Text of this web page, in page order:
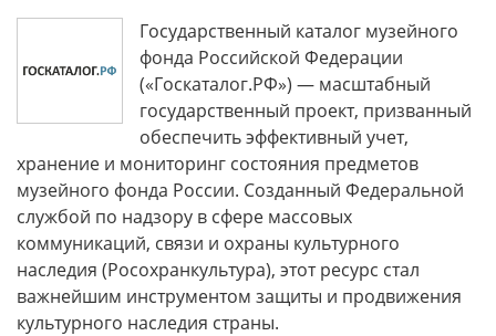
Государственный каталог музейного
фонда Российской Федерации
(«Госкаталог.РФ») — масштабный
государственный проект, призванный
обеспечить эффективный учет,
хранение и мониторинг состояния предметов
музейного фонда России. Созданный Федеральной
службой по надзору в сфере массовых
коммуникаций, связи и охраны культурного
наследия (Росохранкультура), этот ресурс стал
важнейшим инструментом защиты и продвижения
культурного наследия страны.